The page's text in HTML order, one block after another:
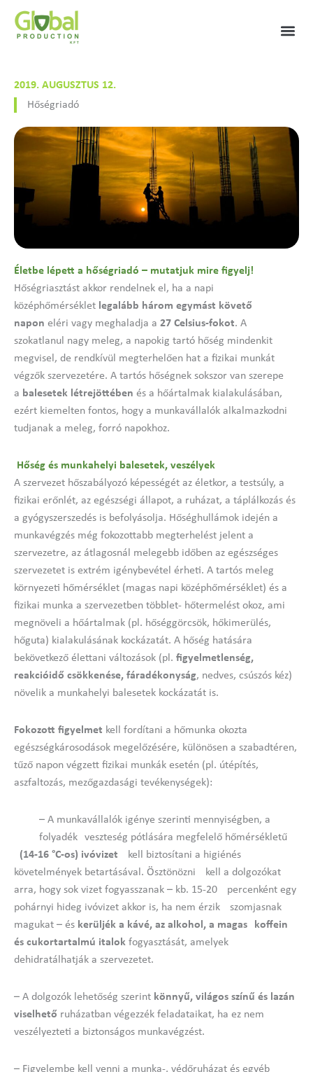
Skip
content
2019. AUGUSZTUS 12.
Hőségriadó
Életbe lépett a hőségriadó – mutatjuk mire figyelj!
Hőségriasztást akkor rendelnek el, ha a napi
középhőmérséklet legalább három egymást követő
napon eléri vagy meghaladja a 27 Celsius-fokot. A
szokatlanul nagy meleg, a napokig tartó hőség mindenkit
megvisel, de rendkívül megterhelően hat a fizikai munkát
végzők szervezetére. A tartós hőségnek sokszor van szerepe
a balesetek létrejöttében és a hőártalmak kialakulásában,
ezért kiemelten fontos, hogy a munkavállalók alkalmazkodni
tudjanak a meleg, forró napokhoz.
Hőség és munkahelyi balesetek, veszélyek
A szervezet hőszabályozó képességét az életkor, a testsúly, a
fizikai erőnlét, az egészségi állapot, a ruházat, a táplálkozás és
a gyógyszerszedés is befolyásolja. Hőséghullámok idején a
munkavégzés még fokozottabb megterhelést jelent a
szervezetre, az átlagosnál melegebb időben az egészséges
szervezetet is extrém igénybevétel érheti. A tartós meleg
környezeti hőmérséklet (magas napi középhőmérséklet) és a
fizikai munka a szervezetben többlet- hőtermelést okoz, ami
megnöveli a hőártalmak (pl. hőséggörcsök, hőkimerülés,
hőguta) kialakulásának kockázatát. A hőség hatására
bekövetkező élettani változások (pl. figyelmetlenség,
reakcióidő csökkenése, fáradékonyság, nedves, csúszós kéz)
növelik a munkahelyi balesetek kockázatát is.
Fokozott figyelmet kell fordítani a hőmunka okozta
egészségkárosodások megelőzésére, különösen a szabadtéren,
tűző napon végzett fizikai munkák esetén (pl. útépítés,
aszfaltozás, mezőgazdasági tevékenységek):
– A munkavállalók igénye szerinti mennyiségben, a
folyadék veszteség pótlására megfelelő hőmérsékletű
(14-16 °C-os) ivóvizet kell biztosítani a higiénés
követelmények betartásával. Ösztönözni kell a dolgozókat
arra, hogy sok vizet fogyasszanak – kb. 15-20 percenként egy
pohárnyi hideg ivóvizet akkor is, ha nem érzik szomjasnak
magukat – és kerüljék a kávé, az alkohol, a magas koffein
és cukortartalmú italok fogyasztását, amelyek
dehidratálhatják a szervezetet.
– A dolgozók lehetőség szerint könnyű, világos színű és lazán
viselhető ruházatban végezzék feladataikat, ha ez nem
veszélyezteti a biztonságos munkavégzést.
– Figyelembe kell venni a munka-, védőruházat és egyéb